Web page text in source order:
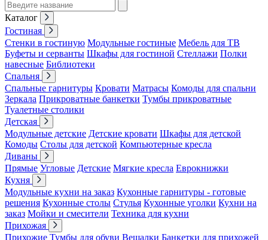
Каталог
Гостиная
Стенки в гостиную Модульные гостиные Мебель для ТВ
Буфеты и серванты Шкафы для гостиной Стеллажи Полки
навесные Библиотеки
Спальня
Спальные гарнитуры Кровати Матрасы Комоды для спальни
Зеркала Прикроватные банкетки Тумбы прикроватные
Туалетные столики
Детская
Модульные детские Детские кровати Шкафы для детской
Комоды Столы для детской Компьютерные кресла
Диваны
Прямые Угловые Детские Мягкие кресла Еврокнижки
Кухня
Модульные кухни на заказ Кухонные гарнитуры - готовые
решения Кухонные столы Стулья Кухонные уголки Кухни на
заказ Мойки и смесители Техника для кухни
Прихожая
Прихожие Тумбы для обуви Вешалки Банкетки для прихожей